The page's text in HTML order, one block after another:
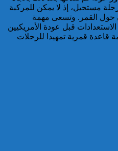
مستحيل، إذ لا يمكن للمركبة
حول القمر. وتسعى مهمة
الاستعدادات قبل عودة الأمريكيين
قاعدة قمرية تمهيدا للرحلات